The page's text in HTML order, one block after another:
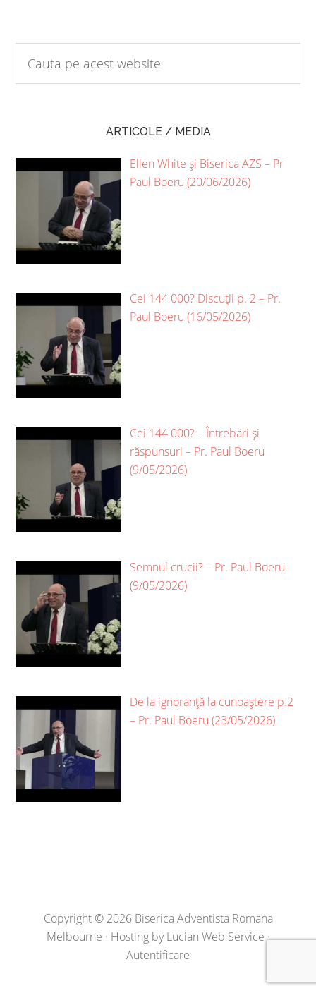
ARTICOLE / MEDIA
Ellen White și Biserica AZS – Pr
Paul Boeru (20/06/2026)
Cei 144 000? Discuții p. 2 – Pr.
Paul Boeru (16/05/2026)
Cei 144 000? – Întrebări și
răspunsuri – Pr. Paul Boeru
(9/05/2026)
Semnul crucii? – Pr. Paul Boeru
(9/05/2026)
De la ignoranță la cunoaștere p.2
– Pr. Paul Boeru (23/05/2026)
Copyright © 2026 Biserica Adventista Romana
Melbourne · Hosting byLucian Web Service·
Autentificare